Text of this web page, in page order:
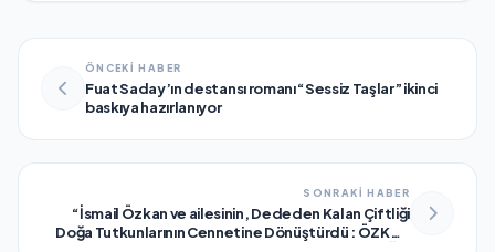
ÖNCEKİ HABER
Fuat Saday’ın destansı romanı “Sessiz Taşlar” ikinci
baskıya hazırlanıyor
SONRAKİ HABER
“İsmail Özkan ve ailesinin, Dededen Kalan Çiftliği
Doğa Tutkunlarının Cennetine Dönüştürdü : ÖZKAN